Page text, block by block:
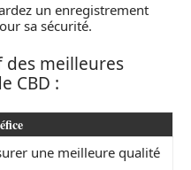
un enregistrement
sa sécurité.
meilleures
CBD :
une meilleure qualité